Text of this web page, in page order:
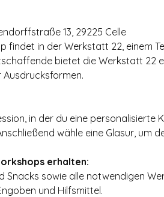
13, 29225 Celle
findet in der Werkstatt 22, einem
bietet die Werkstatt 22
in der du eine personalisierte
wähle eine Glasur, um
erhalten:
sowie alle notwendigen
und Hilfsmittel.